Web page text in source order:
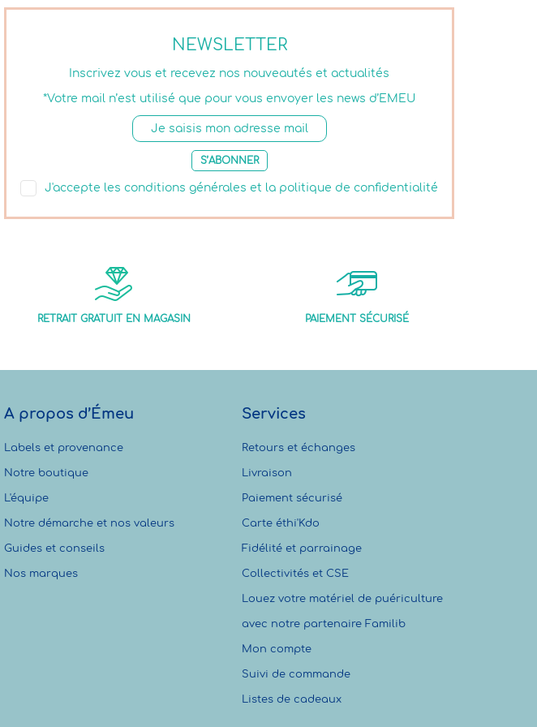
NEWSLETTER
Inscrivez vous et recevez nos nouveautés et actualités
*Votre mail n’est utilisé que pour vous envoyer les news d’EMEU
S’ABONNER
J'accepte les conditions générales et la politique de confidentialité
RETRAIT GRATUIT EN MAGASIN PAIEMENT SÉCURISÉ
A propos d’Émeu
Labels et provenance
Notre boutique
L'équipe
Notre démarche et nos valeurs
Guides et conseils
Nos marques
Services
Retours et échanges
Livraison
Paiement sécurisé
Carte éthi'Kdo
Fidélité et parrainage
Collectivités et CSE
Louez votre matériel de puériculture
avec notre partenaire Familib
Mon compte
Suivi de commande
Listes de cadeaux